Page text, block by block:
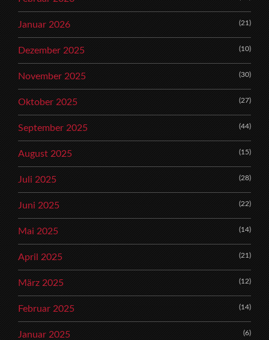
Januar 2026 (21)
Dezember 2025 (10)
November 2025 (30)
Oktober 2025 (27)
September 2025 (44)
August 2025 (15)
Juli 2025 (28)
Juni 2025 (22)
Mai 2025 (14)
April 2025 (21)
März 2025 (12)
Februar 2025 (14)
Januar 2025 (6)